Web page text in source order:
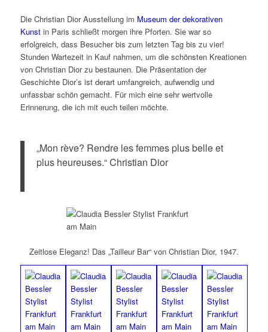
Die Christian Dior Ausstellung im Museum der dekorativen
Kunstin Paris schließt morgen ihre Pforten. Sie war so
erfolgreich, dass Besucher bis zum letzten Tag bis zu vier!
Stunden Wartezeit in Kauf nahmen, um die schönsten Kreationen
von Christian Dior zu bestaunen. Die Präsentation der
Geschichte Dior’s ist derart umfangreich, aufwendig und
unfassbar schön gemacht. Für mich eine sehr wertvolle
Erinnerung, die ich mit euch teilen möchte.
„Mon rève? Rendre les femmes plus belle et
plus heureuses.“ Christian Dior
Zeitlose Eleganz! Das „Tailleur Bar“ von Christian Dior, 1947.